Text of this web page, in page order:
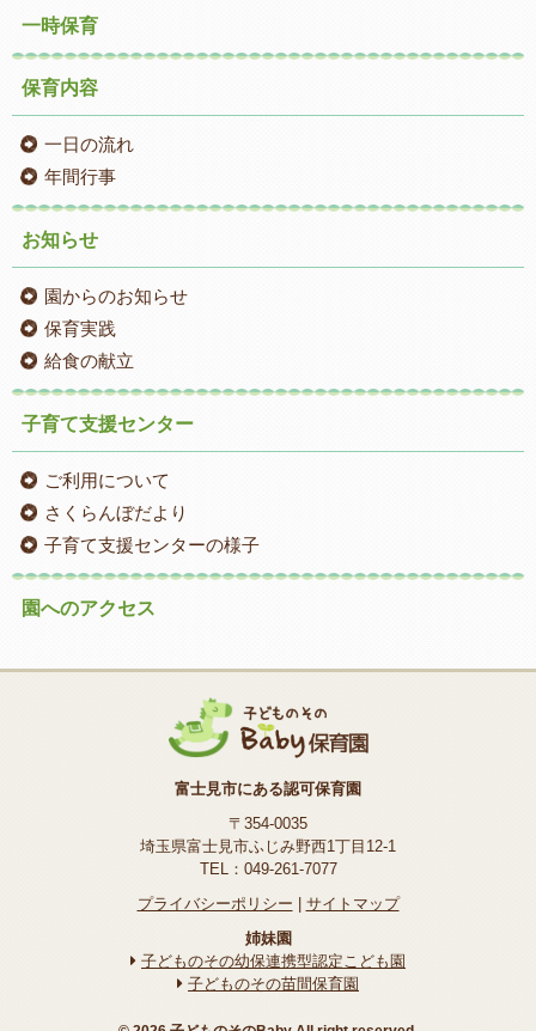
一時保育
保育内容
一日の流れ
年間行事
お知らせ
園からのお知らせ
保育実践
給食の献立
子育て支援センター
ご利用について
さくらんぼだより
子育て支援センターの様子
園へのアクセス
富士見市にある認可保育園
〒354-0035
埼玉県富士見市ふじみ野西1丁目12-1
TEL：049-261-7077
プライバシーポリシー | サイトマップ
姉妹園
子どものその幼保連携型認定こども園
子どものその苗間保育園